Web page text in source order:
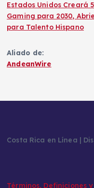
Estados Unidos Creará
Gaming para 2030,
para Talento Hispano
Aliado de:
AndeanWire
Costa Rica en Línea |
Términos, Definiciones